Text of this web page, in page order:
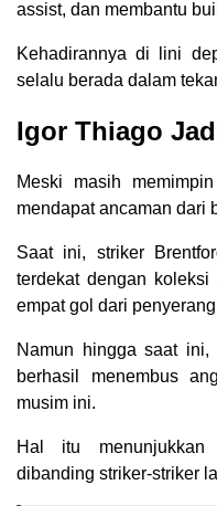
assist, dan membantu
Kehadirannya di lini
selalu berada dalam
Igor Thiago
Meski masih
mendapat ancaman dari
Saat ini, striker
terdekat dengan
empat gol dari
Namun hingga saat
berhasil menembus
musim ini.
Hal itu menunjukkan
dibanding striker-striker